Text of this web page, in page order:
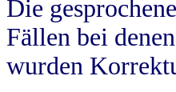
Die
Fällen bei
wurden